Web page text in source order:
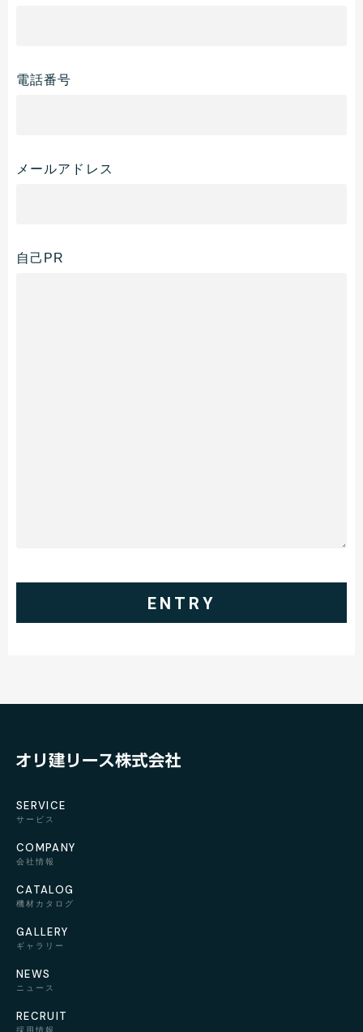
電話番号
メールアドレス
自己PR
SERVICE
サービス
COMPANY
会社情報
CATALOG
機材カタログ
GALLERY
ギャラリー
NEWS
ニュース
RECRUIT
採用情報